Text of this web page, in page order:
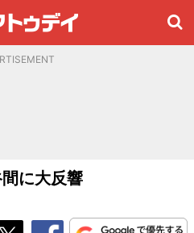
に大反響